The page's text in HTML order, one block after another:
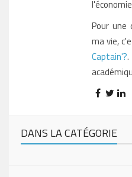
Pour une
ma vie,
Captain'?
DANS LA CATÉGORIE